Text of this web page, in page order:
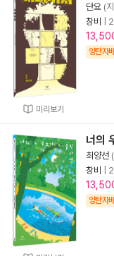
미리보기
단요 (
창비
양탄자
너의
최양선
창비
양탄자